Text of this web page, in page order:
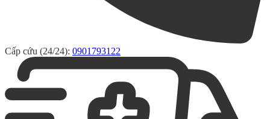
Cấp cứu (24/24): 0901793122